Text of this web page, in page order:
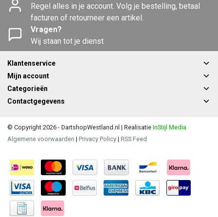
Regel alles in je account. Volg je bestelling, betaal
facturen of retourneer een artikel.
Vragen?
Wij staan tot je dienst
Klantenservice
Mijn account
Categorieën
Contactgegevens
© Copyright 2026 - DartshopWestland.nl | Realisatie InStijl Media
Algemene voorwaarden | Privacy Policy | RSS Feed